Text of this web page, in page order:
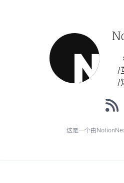
/
/
这是一个由